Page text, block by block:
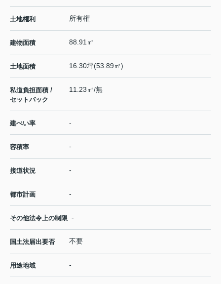
土地権利 所有権
建物面積 88.91㎡
土地面積 16.30坪(53.89㎡)
私道負担面積 /
セットバック
11.23㎡/無
建ぺい率 -
容積率 -
接道状況 -
都市計画 -
その他法令上の制限 -
国土法届出要否 不要
用途地域 -